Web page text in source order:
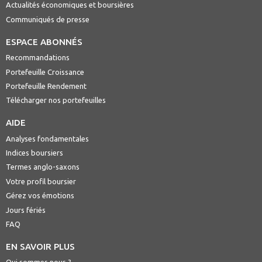
Actualités économiques et boursières
Communiqués de presse
ESPACE ABONNÉS
Recommandations
Portefeuille Croissance
Portefeuille Rendement
Télécharger nos portefeuilles
AIDE
Analyses fondamentales
Indices boursiers
Termes anglo-saxons
Votre profil boursier
Gérez vos émotions
Jours fériés
FAQ
EN SAVOIR PLUS